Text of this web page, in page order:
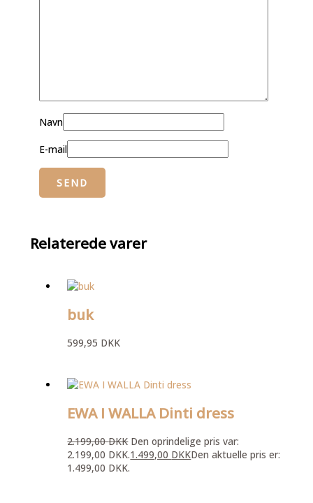
Navn
E-mail
Relaterede varer
buk
599,95 DKK
EWA I WALLA Dinti dress
2.199,00DKK Den oprindelige pris var:
2.199,00 DKK.1.499,00 DKKDen aktuelle pris er:
1.499,00 DKK.